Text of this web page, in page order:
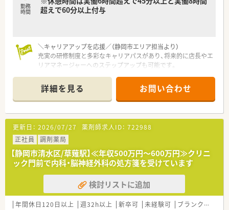
勤務
時間
超えで60分以上付与
＼キャリアアップを応援／（静岡市エリア担当より）
充実の研修制度と多彩なキャリアパスがあり、将来的に店長やエ
リアマネージャーへのステップアップも可能です。
【店舗情報と応需状況について】
■最寄り駅の静岡鉄道静岡清水線「新清水駅」から、徒歩9分ほど
の場所に位置する薬局です。
■主に内科・皮膚科を応需しており、1日の処方箋枚数は平均し
て60～70枚程度となります。
■薬剤師は常勤2名体制で、事務員も2名在籍しサポート体制も
万全です。
【職場環境と雰囲気】
■ノルマなどがなく、薬剤師がのびのびと成長できる環境を意識
した働きやすい社風です。
■待合室や調剤室が広く清潔感があるため、快適な環境で業務に
取り組むことができます。
詳細を見る お問い合わせ
更新日： 2026/07/27 薬剤師求人ID： 722988
正社員
調剤薬局
【静岡市清水区/草薙駅】≪年収500万円～600万円≫クリニ
ック門前で内科・脳神経外科の処方箋を受けています
検討リストに追加
年間休日120日以上 週32h以上 新卒可 未経験可 ブランク可